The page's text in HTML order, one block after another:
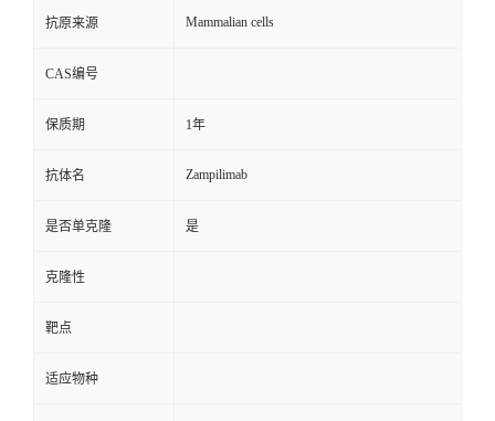
抗原来源 Mammalian cells
CAS编号
保质期 1年
抗体名 Zampilimab
是否单克隆 是
克隆性
靶点
适应物种